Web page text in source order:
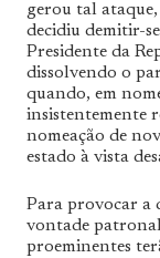
gerou tal
decidiu demitir-
Presidente da
dissolvendo o
quando, em
insistentemente
nomeação de
estado à vista
Para provocar a
vontade
proeminentes